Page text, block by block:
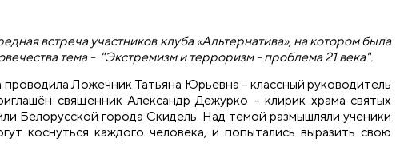
встреча участников клуба «Альтернатива», на котором была
тема - "Экстремизм и терроризм - проблема 21 века".
Ложечник Татьяна Юрьевна – классный руководитель
священник Александр Дежурко – клирик храма святых
Белорусской города Скидель. Над темой размышляли ученики
коснуться каждого человека, и попытались выразить свою